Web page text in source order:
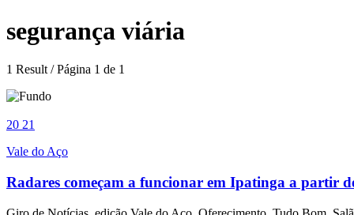
segurança viária
1 Result / Página 1 de 1
20 21
Vale do Aço
Radares começam a funcionar em Ipatinga a partir